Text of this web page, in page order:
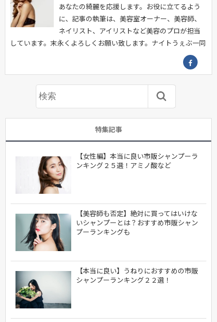
あなたの綺麗を応援します。お役に立てるよう
に、記事の執筆は、美容室オーナー、美容師、
ネイリスト、アイリストなど美容のプロが担当
しています。末永くよろしくお願い致します。ナイトうぇぶ一同
特集記事
【女性編】本当に良い市販シャンプーラ
ンキング２５選！アミノ酸など
【美容師も否定】絶対に買ってはいけな
いシャンプーとは？おすすめ市販シャン
プーランキングも
【本当に良い】うねりにおすすめの市販
シャンプーランキング２２選！